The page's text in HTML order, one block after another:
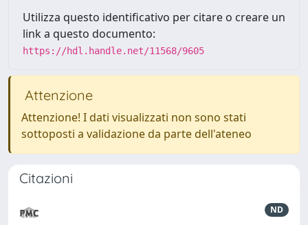
Utilizza questo identificativo per citare o creare un
link a questo documento:
https://hdl.handle.net/11568/9605
Attenzione
Attenzione! I dati visualizzati non sono stati
sottoposti a validazione da parte dell'ateneo
Citazioni
ND